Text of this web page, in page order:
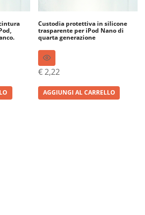
Custodia protettiva in silicone
trasparente per iPod Nano di
quarta generazione
€2,22
AGGIUNGI AL CARRELLO